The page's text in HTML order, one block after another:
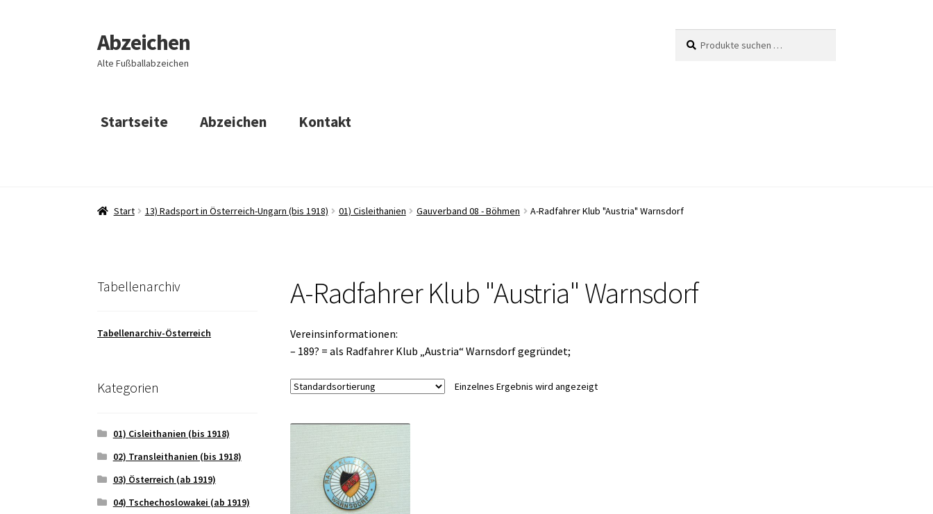
Zur
Navigation
springen
Zum
Inhalt
springen
Abzeichen
Alte Fußballabzeichen
nach:
Startseite Abzeichen Kontakt
Start 13) Radsport in Österreich-Ungarn (bis 1918) 01) Cisleithanien Gauverband 08 - Böhmen A-Radfahrer Klub "Austria" Warnsdorf
A-Radfahrer Klub "Austria" Warnsdorf
Vereinsinformationen:
– 189? = als Radfahrer Klub „Austria“ Warnsdorf gegründet;
Einzelnes Ergebnis wird angezeigt
Tabellenarchiv
Tabellenarchiv-Österreich
Kategorien
01) Cisleithanien (bis 1918)
02) Transleithanien (bis 1918)
03) Österreich (ab 1919)
04) Tschechoslowakei (ab 1919)